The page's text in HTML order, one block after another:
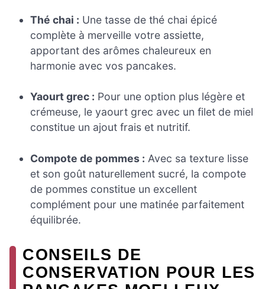
Thé chai : Une tasse de thé chai épicé
complète à merveille votre assiette,
apportant des arômes chaleureux en
harmonie avec vos pancakes.
Yaourt grec : Pour une option plus légère et
crémeuse, le yaourt grec avec un filet de miel
constitue un ajout frais et nutritif.
Compote de pommes : Avec sa texture lisse
et son goût naturellement sucré, la compote
de pommes constitue un excellent
complément pour une matinée parfaitement
équilibrée.
CONSEILS DE
CONSERVATION POUR LES